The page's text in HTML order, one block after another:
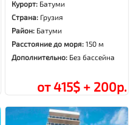
Курорт: Батуми
Страна: Грузия
Район: Батуми
Расстояние до моря:150 м
Дополнительно: Без бассейна
от 415$ + 200р.